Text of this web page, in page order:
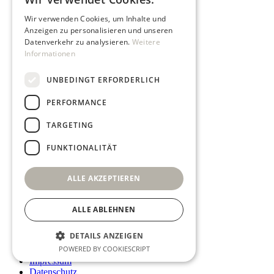
Kundenstimmen
Über Uns
Online Studio
Yoga Retreats für Anfänger
Akademie
Kontakt
Impressum
Datenschutz
Wir verwenden Cookies, um Inhalte und
Anzeigen zu personalisieren und unseren
Datenverkehr zu analysieren. Weitere
Informationen
UNBEDINGT ERFORDERLICH
PERFORMANCE
TARGETING
FUNKTIONALITÄT
ALLE AKZEPTIEREN
ALLE ABLEHNEN
DETAILS ANZEIGEN
POWERED BY COOKIESCRIPT